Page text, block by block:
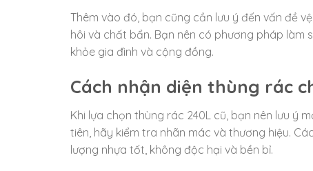
Thêm vào đó, bạn cũng cần lưu ý đến vấn đề
hôi và chất bẩn. Bạn nên có phương pháp
khỏe gia đình và cộng đồng.
Cách nhận diện thùng rác
Khi lựa chọn thùng rác 240L cũ, bạn nên lưu ý
tiên, hãy kiểm tra nhãn mác và thương hiệu.
lượng nhựa tốt, không độc hại và bền bỉ.